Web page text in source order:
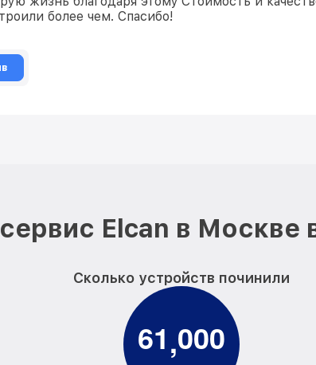
более чем. Спасибо!
Elcan в Москве
Сколько устройств починили
61,000